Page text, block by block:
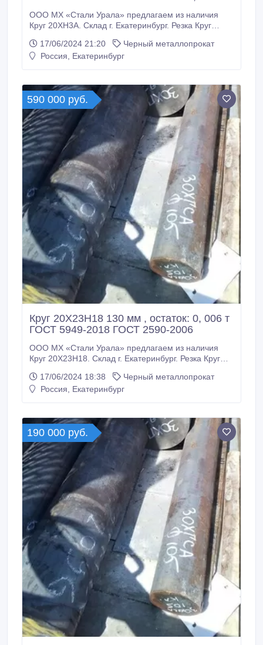
ООО МХ «Стали Урала» предлагаем из наличия
Круг 20ХН3А. Склад г. Екатеринбург. Резка Круг
круги с сертификатами! * Круг 20ХН3А 18 мм, вес: 0,
922 т ГОСТ 4543-2016 ГОСТ 2590-2006, 140000
цена: 125000 руб.
17/06/2024 21:20
Черный металлопрокат
Россия, Екатеринбург
590 000 руб.
Круг 20Х23Н18 130 мм , остаток: 0, 006 т
ГОСТ 5949-2018 ГОСТ 2590-2006
ООО МХ «Стали Урала» предлагаем из наличия
Круг 20Х23Н18. Склад г. Екатеринбург. Резка Круг
круги с сертификатами! * Круг 20Х23Н18 130 мм,
вес: 0, 006 т ГОСТ 5949-2018 ГОСТ 2590-2006,
остаток: 0, 023 т, цена: 1200000 руб.
17/06/2024 18:38
Черный металлопрокат
Россия, Екатеринбург
190 000 руб.